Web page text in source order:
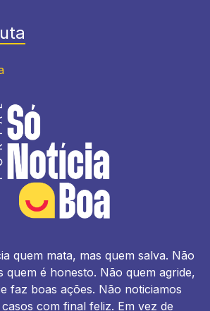
quem mata, mas quem salva. Não
quem é honesto. Não quem agride,
faz boas ações. Não noticiamos
com final feliz. Em vez de